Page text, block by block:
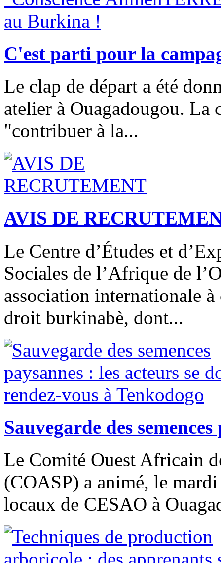
C'est parti pour la
Le clap de départ a été
atelier à Ouagadougou. La
"contribuer à la...
AVIS DE
Le Centre d’Études et
Sociales de l’Afrique de
association internationale
droit burkinabè, dont...
Sauvegarde des
Le Comité Ouest Africain
(COASP) a animé, le
locaux de CESAO à